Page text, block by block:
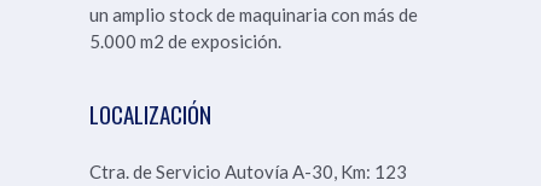
un amplio stock de maquinaria con más de
5.000 m2 de exposición.
LOCALIZACIÓN
Ctra. de Servicio Autovía A-30, Km: 123